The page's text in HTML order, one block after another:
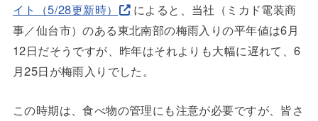
イト（5/28更新時）
によると、当社（ミカド電装商
事／仙台市）のある東北南部の梅雨入りの平年値は6月
12日だそうですが、昨年はそれよりも大幅に遅れて、6
月25日が梅雨入りでした。
この時期は、食べ物の管理にも注意が必要ですが、皆さ